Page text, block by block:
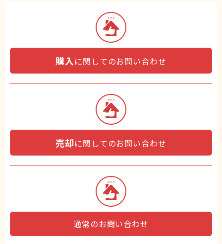
購入 に関してのお問い合わせ
売却に関してのお問い合わせ
通常のお問い合わせ